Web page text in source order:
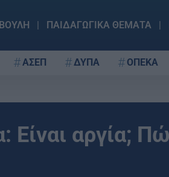
ΠΑΙΔΑΓΩΓΙΚΑ ΘΕΜΑΤΑ
ΑΣΕΠ ΔΥΠΑ ΟΠΕΚΑ
αργία;